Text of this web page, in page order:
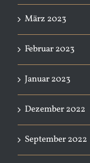
März 2023
Februar 2023
Januar 2023
Dezember 2022
September 2022